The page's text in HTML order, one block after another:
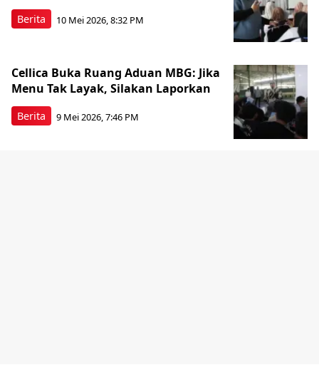
Berita 10 Mei 2026, 8:32 PM
Berita
Cellica Buka Ruang Aduan MBG: Jika
Menu Tak Layak, Silakan Laporkan
9 Mei 2026, 7:46 PM